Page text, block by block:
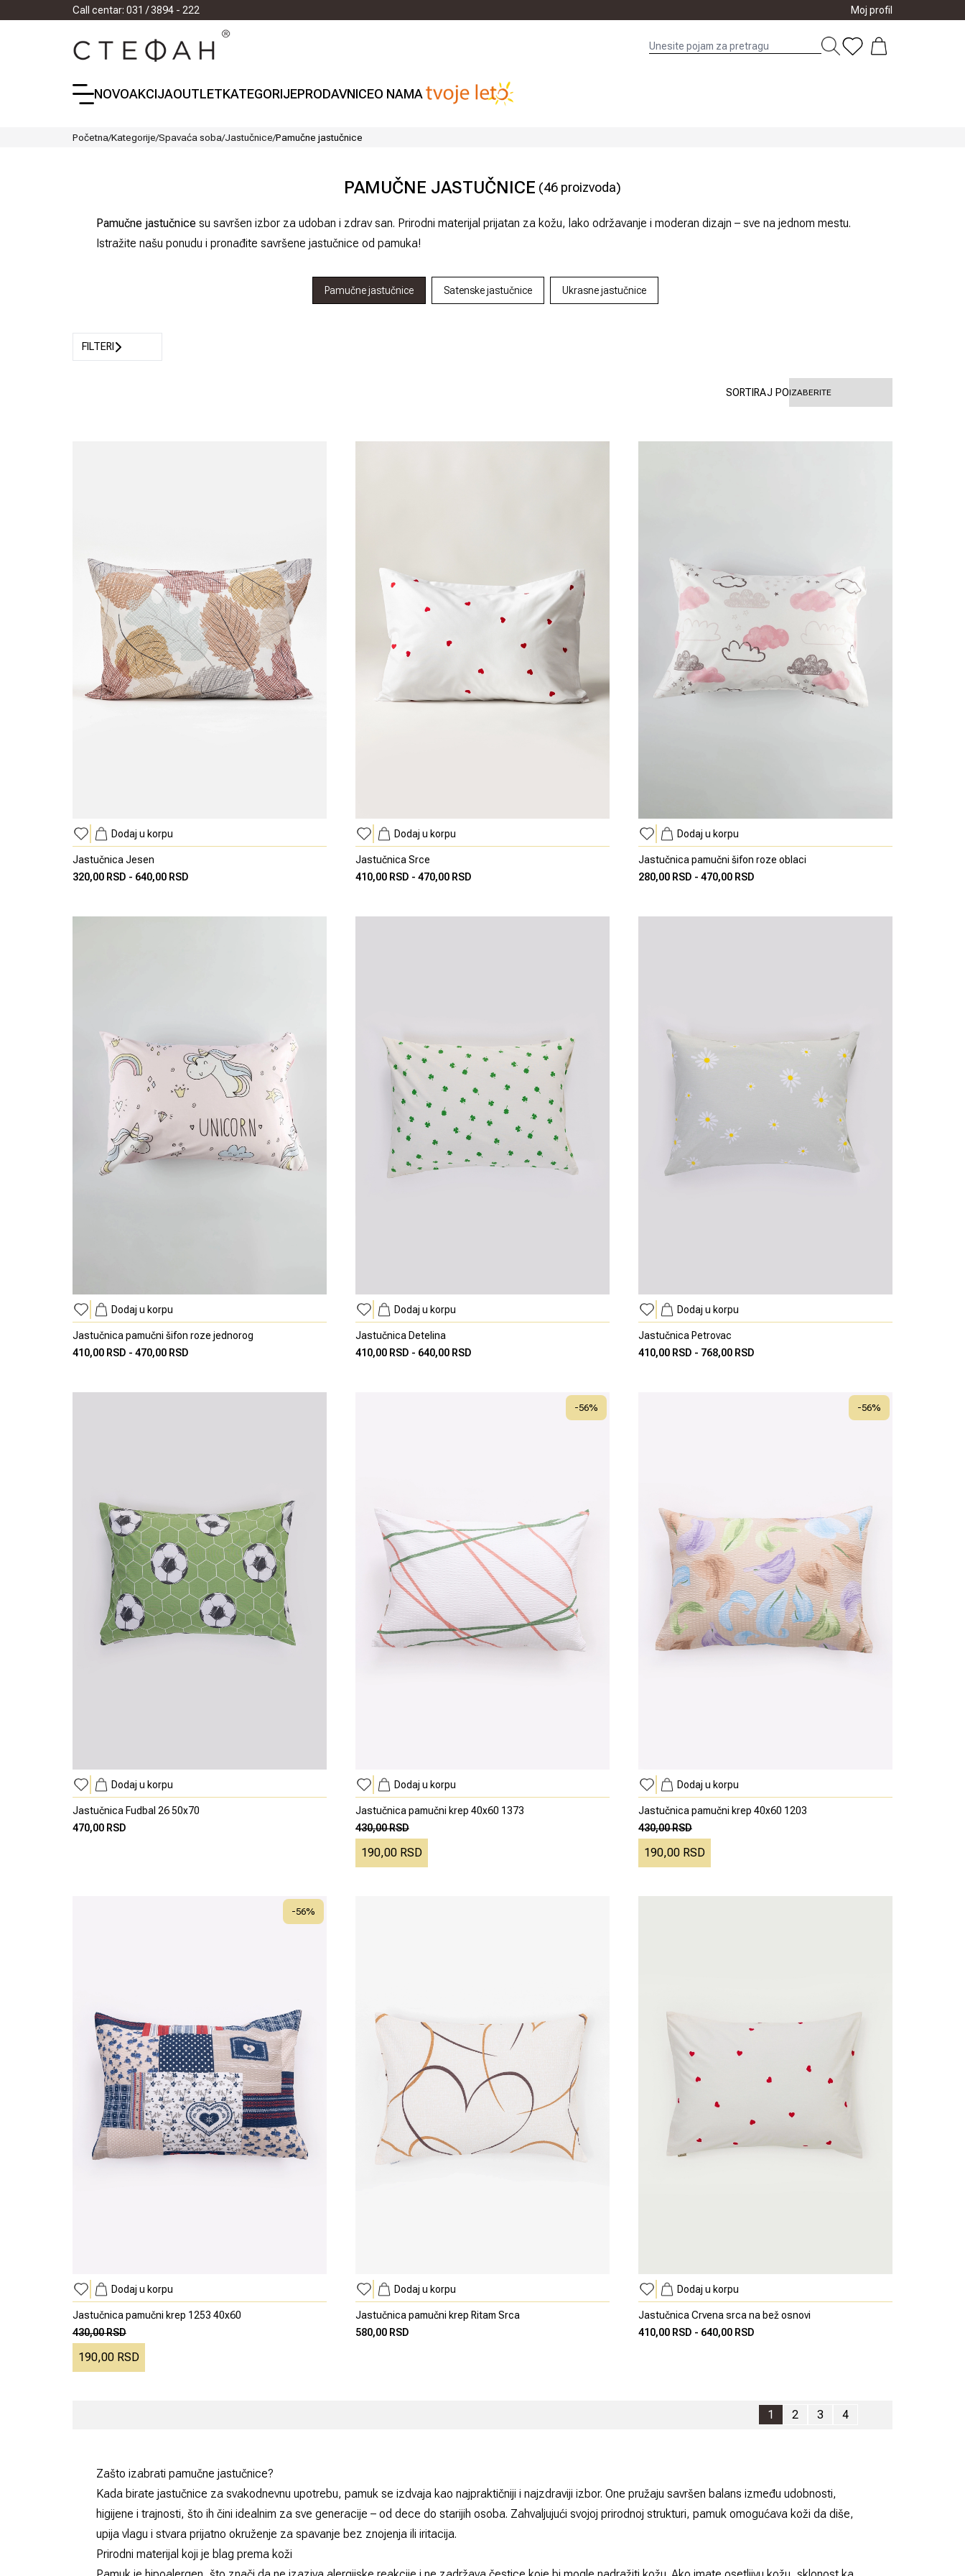
Call centar: 031 / 3894 - 222 Moj profil
NOVOAKCIJAOUTLETKATEGORIJEPRODAVNICEO NAMA
Početna/Kategorije/Spavaća soba/Jastučnice/Pamučne jastučnice
PAMUČNE JASTUČNICE (46 proizvoda)
Pamučne jastučnicesu savršen izbor za udoban i zdrav san. Prirodni materijal prijatan za kožu, lako održavanje i moderan dizajn – sve na jednom mestu.
Istražite našu ponudu i pronađite savršene jastučnice od pamuka!
Pamučne jastučnice Satenske jastučnice Ukrasne jastučnice
FILTERI
SORTIRAJ PO
Dodaj u korpu
Jastučnica Jesen
320,00 RSD - 640,00 RSD
Dodaj u korpu
Jastučnica Srce
410,00 RSD - 470,00 RSD
Dodaj u korpu
Jastučnica pamučni šifon roze oblaci
280,00 RSD - 470,00 RSD
Dodaj u korpu
Jastučnica pamučni šifon roze jednorog
410,00 RSD - 470,00 RSD
Dodaj u korpu
Jastučnica Detelina
410,00 RSD - 640,00 RSD
Dodaj u korpu
Jastučnica Petrovac
410,00 RSD - 768,00 RSD
Dodaj u korpu
Jastučnica Fudbal 26 50x70
470,00 RSD
-56%
Dodaj u korpu
Jastučnica pamučni krep 40x60 1373
430,00 RSD
190,00 RSD
-56%
Dodaj u korpu
Jastučnica pamučni krep 40x60 1203
430,00 RSD
190,00 RSD
-56%
Dodaj u korpu
Jastučnica pamučni krep 1253 40x60
430,00 RSD
190,00 RSD
Dodaj u korpu
Jastučnica pamučni krep Ritam Srca
580,00 RSD
Dodaj u korpu
Jastučnica Crvena srca na bež osnovi
410,00 RSD - 640,00 RSD
1 2 3 4
Zašto izabrati pamučne jastučnice?
Kada biratejastučnice za svakodnevnu upotrebu, pamuk se izdvaja kao najpraktičniji i najzdraviji izbor. One pružaju savršen balans između udobnosti,
higijene i trajnosti, što ih čini idealnim za sve generacije – od dece do starijih osoba. Zahvaljujući svojoj prirodnoj strukturi, pamuk omogućava koži da diše,
upija vlagu i stvara prijatno okruženje za spavanje bez znojenja ili iritacija.
Prirodni materijal koji je blag prema koži